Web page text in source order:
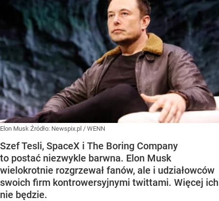
Elon Musk Źródło: Newspix.pl / WENN
Szef Tesli, SpaceX i The Boring Company
to postać niezwykle barwna. Elon Musk
wielokrotnie rozgrzewał fanów, ale i udziałowców
swoich firm kontrowersyjnymi twittami. Więcej ich
nie będzie.